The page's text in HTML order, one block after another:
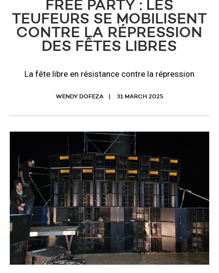
FREE PARTY : LES
TEUFEURS SE MOBILISENT
CONTRE LA RÉPRESSION
DES FÊTES LIBRES
La fête libre en résistance contre la répression
WENDY DOFEZA 31 MARCH 2025